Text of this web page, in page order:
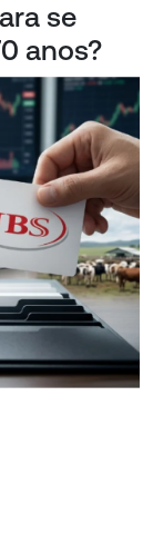
se
anos?